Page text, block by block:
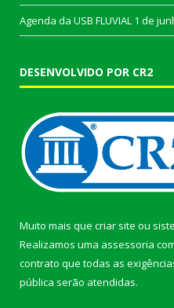
Agenda da USB FLUVIAL 1 de
DESENVOLVIDO POR CR2
Muito mais que criar site ou
Realizamos uma assessoria
contrato que todas as
pública serão atendidas.